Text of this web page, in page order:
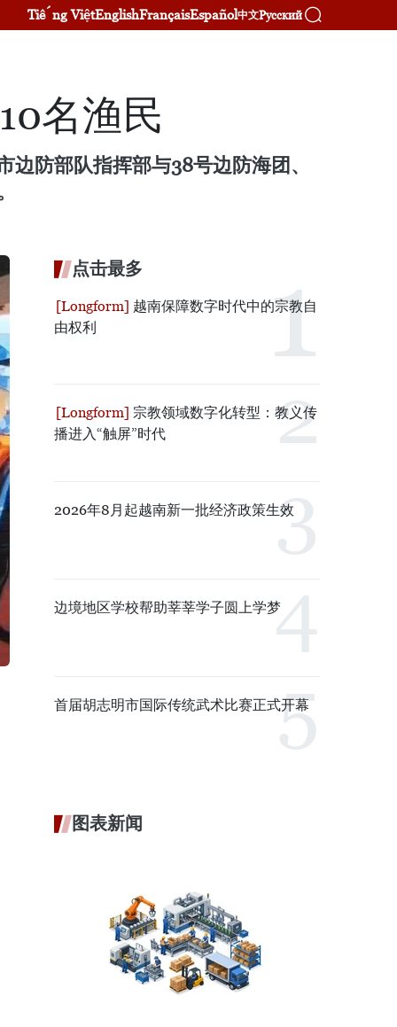
Tiếng ViệtEnglishFrançaisEspañol中文Русский
名渔民
防部队指挥部与38号边防海团、
点击最多
越南保障数字时代中的宗教自
由权利
宗教领域数字化转型：教义传
播进入“触屏”时代
2026年8月起越南新一批经济政策生效
边境地区学校帮助莘莘学子圆上学梦
首届胡志明市国际传统武术比赛正式开幕
图表新闻